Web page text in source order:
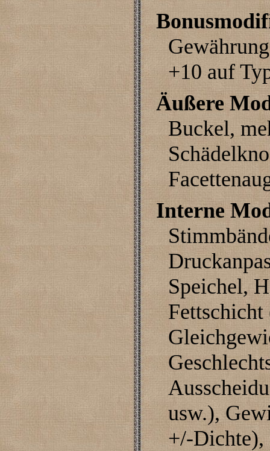
+10 auf
Äußere
Buckel,
Interne
Speichel,
usw.),
+/-Dichte),